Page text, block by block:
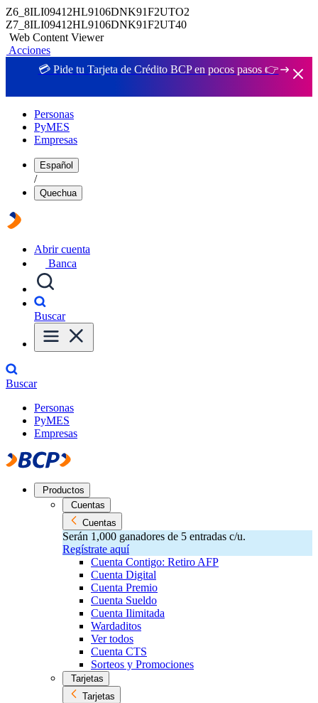
Z6_8ILI09412HL9106DNK91F2UTO2
Z7_8ILI09412HL9106DNK91F2UT40
Web Content Viewer
Acciones
💳 Pide tu Tarjeta de Crédito BCP en pocos pasos 👉
Personas
PyMES
Empresas
Español
/
Quechua
Abrir cuenta
Banca
Buscar
Buscar
Personas
PyMES
Empresas
Productos
Cuentas
Cuentas
Serán 1,000 ganadores de 5 entradas c/u.
Regístrate aquí
Cuenta Contigo: Retiro AFP
Cuenta Digital
Cuenta Premio
Cuenta Sueldo
Cuenta Ilimitada
Wardaditos
Ver todos
Cuenta CTS
Sorteos y Promociones
Tarjetas
Tarjetas